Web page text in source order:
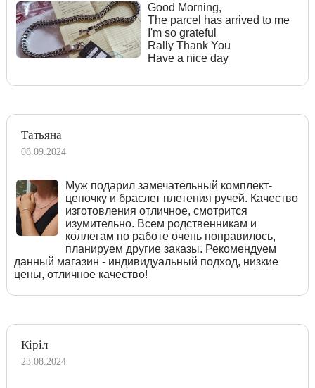
Good Morning,
The parcel has arrived to me
I'm so grateful
Rally Thank You
Have a nice day
Татьяна
08.09.2024
Муж подарил замечательный комплект-
цепочку и браслет плетения ручей. Качество
изготовления отличное, смотрится
изумительно. Всем родственникам и
коллегам по работе очень понравилось,
планируем другие заказы. Рекомендуем
данный магазин - индивидуальный подход, низкие
цены, отличное качество!
Кіріл
23.08.2024